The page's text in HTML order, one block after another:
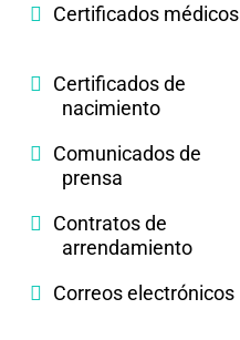
Certificados médicos
Certificados de
nacimiento
Comunicados de
prensa
Contratos de
arrendamiento
Correos electrónicos